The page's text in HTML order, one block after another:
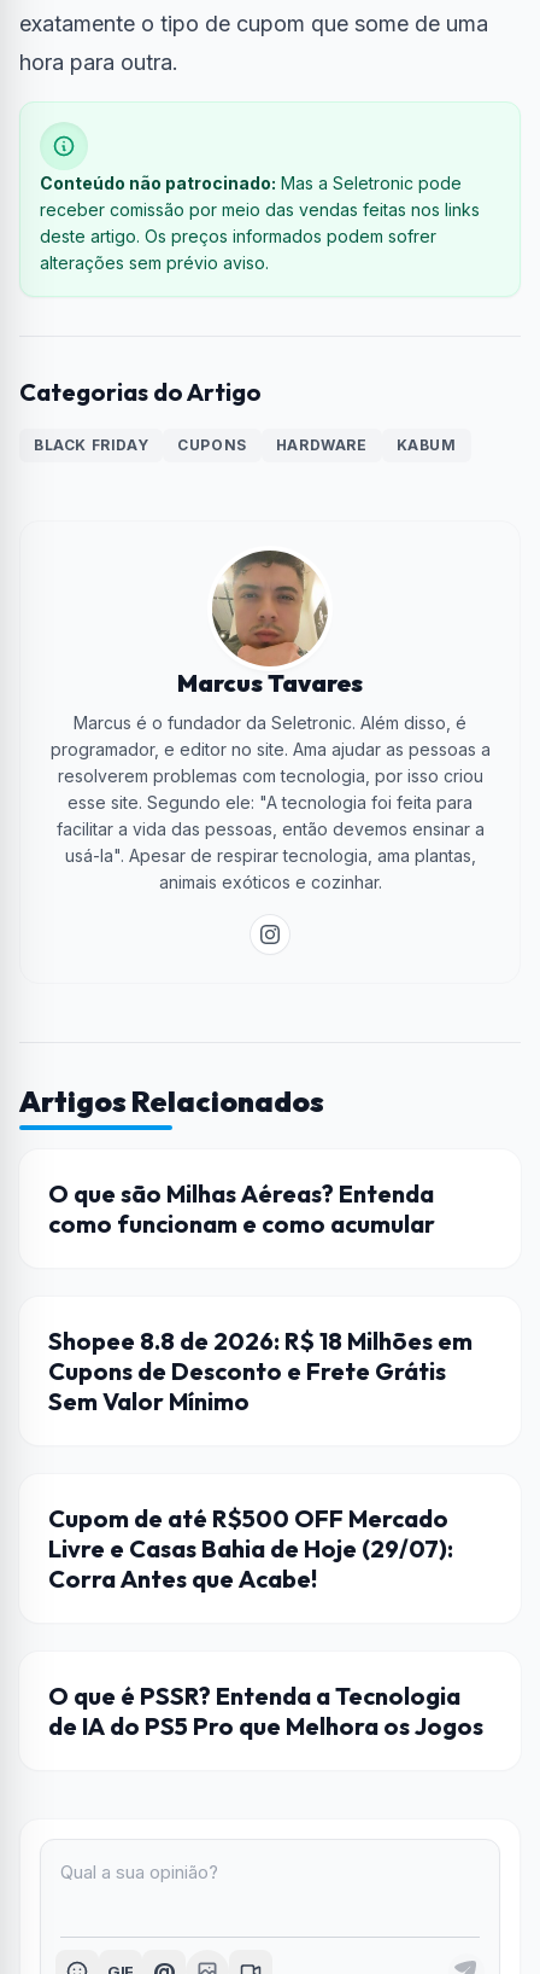
exatamente o tipo de cupom que some de uma
hora para outra.
Conteúdo não patrocinado: Mas a Seletronic pode
receber comissão por meio das vendas feitas nos links
deste artigo. Os preços informados podem sofrer
alterações sem prévio aviso.
Categorias do Artigo
BLACK FRIDAY CUPONS HARDWARE KABUM
Marcus Tavares
Marcus é o fundador da Seletronic. Além disso, é
programador, e editor no site. Ama ajudar as pessoas a
resolverem problemas com tecnologia, por isso criou
esse site. Segundo ele: "A tecnologia foi feita para
facilitar a vida das pessoas, então devemos ensinar a
usá-la". Apesar de respirar tecnologia, ama plantas,
animais exóticos e cozinhar.
Artigos Relacionados
HARDWARE
O que são Milhas Aéreas? Entenda
como funcionam e como acumular
CUPONS
Shopee 8.8 de 2026: R$ 18 Milhões em
Cupons de Desconto e Frete Grátis
Sem Valor Mínimo
CASAS BAHIA
Cupom de até R$500 OFF Mercado
Livre e Casas Bahia de Hoje (29/07):
Corra Antes que Acabe!
HARDWARE
O que é PSSR? Entenda a Tecnologia
de IA do PS5 Pro que Melhora os Jogos